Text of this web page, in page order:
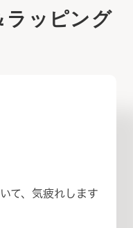
ラッピング
て、気疲れします